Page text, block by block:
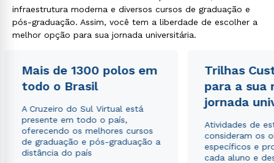
infraestrutura moderna e diversos cursos de graduação e
pós-graduação. Assim, você tem a liberdade de escolher a
melhor opção para sua jornada universitária.
Mais de 1300 polos em
todo o Brasil
A Cruzeiro do Sul Virtual está
presente em todo o país,
oferecendo os melhores cursos
de graduação e pós-graduação a
distância do país
Trilhas
para a sua
jornada
Atividades de
consideram os
específicos e
cada aluno e